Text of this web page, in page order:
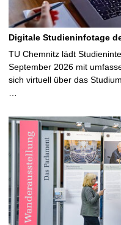
Digitale Studieninfotage
TU Chemnitz lädt
September 2026 mit
sich virtuell über das